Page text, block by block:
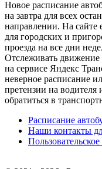
Новое расписание
на завтра для всех
направлении. На сайте
для городских и
проезда на все дни
Отслеживать
на сервисе Яндекс
неверное расписание
претензии на водителя
обратиться в
Расписание
Наши контакты